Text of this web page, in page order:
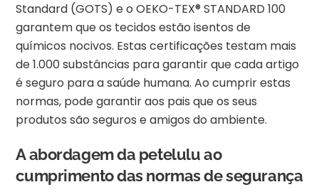
Standard (GOTS) e o OEKO-TEX® STANDARD 100
garantem que os tecidos estão isentos de
químicos nocivos. Estas certificações testam mais
de 1.000 substâncias para garantir que cada artigo
é seguro para a saúde humana. Ao cumprir estas
normas, pode garantir aos pais que os seus
produtos são seguros e amigos do ambiente.
A abordagem da petelulu ao
cumprimento das normas de segurança